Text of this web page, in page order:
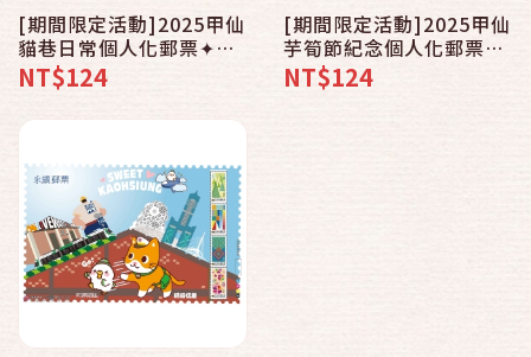
[期間限定活動]2025甲仙
貓巷日常個人化郵票✦送
明信片＋水晶貼紙
NT$124
[期間限定活動]2025甲仙
芋筍節紀念個人化郵票✦
送明信片＋水晶貼紙
NT$124